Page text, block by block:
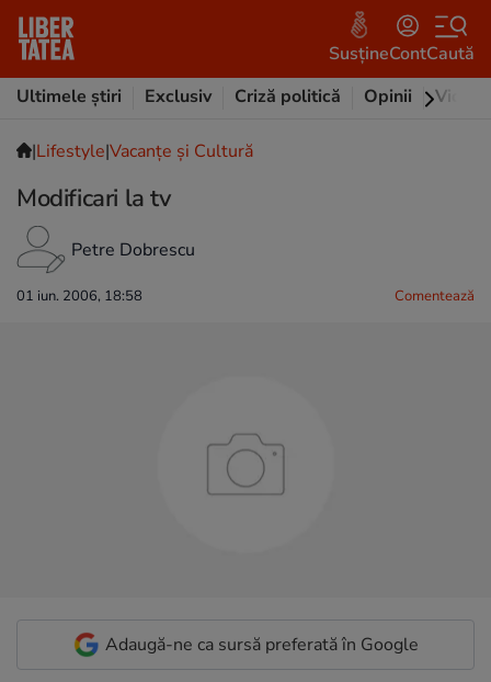
SusțineContCaută
Ultimele știri
Exclusiv Criză politică Opinii Video
|Lifestyle|Vacanțe și Cultură
Modificari la tv
Petre Dobrescu
01 iun. 2006, 18:58 Comentează
Adaugă-ne ca sursă preferată în Google